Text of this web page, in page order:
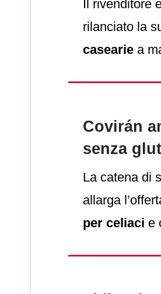
Il rivenditore
rilanciato la
casearie a
Covirán
senza
La catena di
allarga
per celiaci e